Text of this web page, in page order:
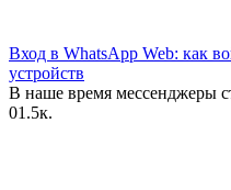
Вход в WhatsApp Web: как
устройств
В наше время мессенджеры
01.5к.